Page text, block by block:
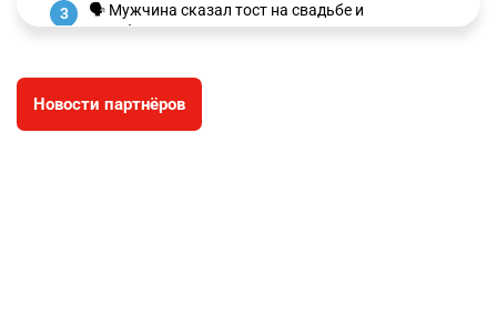
3
🗣 Мужчина сказал тост на свадьбе и
заработал уголовное дело
🐏 Скота больше, а мясо дороже. Почему в
Казахстане продолжают расти цены на
Новости партнёров